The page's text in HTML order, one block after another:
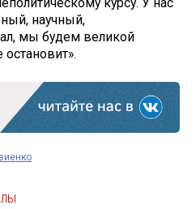
курсу. У нас
научный,
мы будем великой